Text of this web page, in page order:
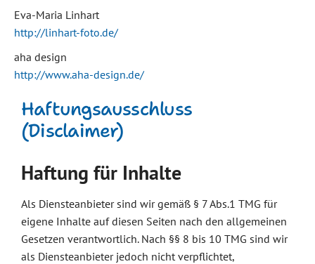
Eva-Maria Linhart
http://linhart-foto.de/
aha design
http://www.aha-design.de/
Haftungsausschluss
(Disclaimer)
Haftung für Inhalte
Als Diensteanbieter sind wir gemäß § 7 Abs.1 TMG für
eigene Inhalte auf diesen Seiten nach den allgemeinen
Gesetzen verantwortlich. Nach §§ 8 bis 10 TMG sind wir
als Diensteanbieter jedoch nicht verpflichtet,